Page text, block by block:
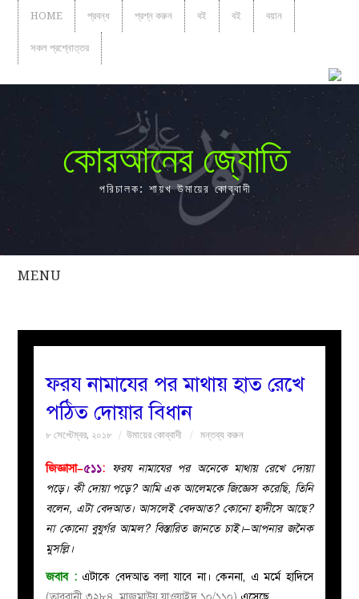
HOME প্রবন্ধ প্রশ্ন করুন বই বই বয়ান
সকল প্রশ্নোত্তর
কোরআনের জ্যোতি
পরিচালক: শায়খ উমায়ের কোব্বাদী
MENU
সকল
নারীদের
মজলিস
ফরয নামাযের পর মাথায় হাত রেখে
পঠিত দোয়ার বিধান
৮ সেপ্টেম্বর, ২০১৮ উমায়ের কোব্বাদী মন্তব্য করুন
জিজ্ঞাসা–৫১১: ফরয নামাযের পর অনেকে মাথায় রেখে দোয়া
পড়ে। কী দোয়া পড়ে? আমি এক আলেমকে জিজ্ঞেস করেছি, তিনি
বলেন, এটা বেদআত। আসলেই বেদআত? কোনো হাদীসে আছে?
না কোনো বুযুর্গর আমল? বিস্তারিত জানতে চাই।–আপনার জনৈক
মুসল্লি।
জবাব :এটাকে বেদআত বলা যাবে না। কেননা, এ মর্মে হাদিসে